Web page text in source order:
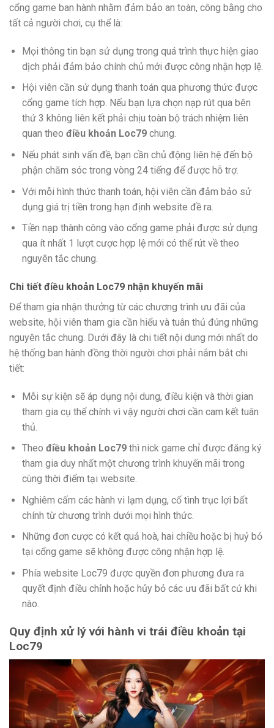
cổng game ban hành nhằm đảm bảo an toàn, công bằng cho
tất cả người chơi, cụ thể là:
Mọi thông tin bạn sử dụng trong quá trình thực hiện giao
dịch phải đảm bảo chính chủ mới được công nhận hợp lệ.
Hội viên cần sử dụng thanh toán qua phương thức được
cổng game tích hợp. Nếu bạn lựa chọn nạp rút qua bên
thứ 3 không liên kết phải chịu toàn bộ trách nhiệm liên
quan theo điều khoản Loc79chung.
Nếu phát sinh vấn đề, bạn cần chủ động liên hệ đến bộ
phận chăm sóc trong vòng 24 tiếng để được hỗ trợ.
Với mỗi hình thức thanh toán, hội viên cần đảm bảo sử
dụng giá trị tiền trong hạn định website đề ra.
Tiền nạp thành công vào cổng game phải được sử dụng
qua ít nhất 1 lượt cược hợp lệ mới có thể rút về theo
nguyên tắc chung.
Chi tiết điều khoản Loc79 nhận khuyến mãi
Để tham gia nhận thưởng từ các chương trình ưu đãi của
website, hội viên tham gia cần hiểu và tuân thủ đúng những
nguyên tắc chung. Dưới đây là chi tiết nội dung mới nhất do
hệ thống ban hành đồng thời người chơi phải nắm bắt chi
tiết:
Mỗi sự kiện sẽ áp dụng nội dung, điều kiện và thời gian
tham gia cụ thể chính vì vậy người chơi cần cam kết tuân
thủ.
Theo điều khoản Loc79 thì nick game chỉ được đăng ký
tham gia duy nhất một chương trình khuyến mãi trong
cùng thời điểm tại website.
Nghiêm cấm các hành vi lạm dụng, cố tình trục lợi bất
chính từ chương trình dưới mọi hình thức.
Những đơn cược có kết quả hoà, hai chiều hoặc bị huỷ bỏ
tại cổng game sẽ không được công nhận hợp lệ.
Phía website Loc79 được quyền đơn phương đưa ra
quyết định điều chỉnh hoặc hủy bỏ các ưu đãi bất cứ khi
nào.
Quy định xử lý với hành vi trái điều khoản tại
Loc79